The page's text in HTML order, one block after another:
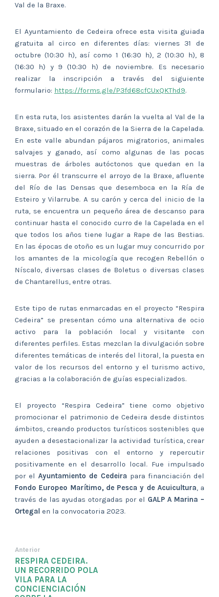
Val de la Braxe.
El Ayuntamiento de Cedeira ofrece esta visita guiada
gratuita al circo en diferentes días: viernes 31 de
octubre (10:30 h), así como 1 (16:30 h), 2 (10:30 h), 8
(16:30 h) y 9 (10:30 h) de noviembre. Es necesario
realizar la inscripción a través del siguiente
formulario: https://forms.gle/P3fd68cfCUxQKThd9.
En esta ruta, los asistentes darán la vuelta al Val de la
Braxe, situado en el corazón de la Sierra de la Capelada.
En este valle abundan pájaros migratorios, animales
salvajes y ganado, así como algunas de las pocas
muestras de árboles autóctonos que quedan en la
sierra. Por él transcurre el arroyo de la Braxe, afluente
del Río de las Densas que desemboca en la Ría de
Esteiro y Vilarrube. A su carón y cerca del inicio de la
ruta, se encuentra un pequeño área de descanso para
continuar hasta el conocido curro de la Capelada en el
que todos los años tiene lugar a Rape de las Bestias.
En las épocas de otoño es un lugar muy concurrido por
los amantes de la micología que recogen Rebellón o
Níscalo, diversas clases de Boletus o diversas clases
de Chantarellus, entre otras.
Este tipo de rutas enmarcadas en el proyecto “Respira
Cedeira” se presentan cómo una alternativa de ocio
activo para la población local y visitante con
diferentes perfiles. Estas mezclan la divulgación sobre
diferentes temáticas de interés del litoral, la puesta en
valor de los recursos del entorno y el turismo activo,
gracias a la colaboración de guías especializados.
El proyecto “Respira Cedeira” tiene como objetivo
promocionar el patrimonio de Cedeira desde distintos
ámbitos, creando productos turísticos sostenibles que
ayuden a desestacionalizar la actividad turística, crear
relaciones positivas con el entorno y repercutir
positivamente en el desarrollo local. Fue impulsado
por elAyuntamiento de Cedeira para financiación del
Fondo Europeo Marítimo, de Pesca y de Acuicultura, a
través de las ayudas otorgadas por el GALP A Marina –
Ortegal en la convocatoria 2023.
Anterior
RESPIRA CEDEIRA.
UN RECORRIDO POLA
VILA PARA LA
CONCIENCIACIÓN